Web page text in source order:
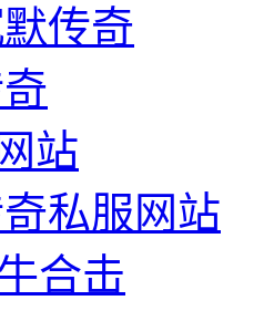
传奇
站
私服网站
合击